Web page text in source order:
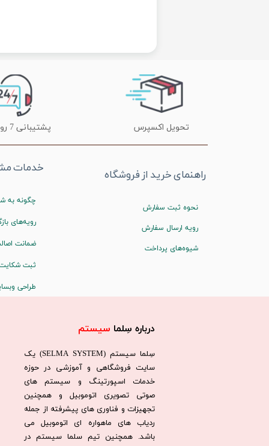
درباره سِلما سیستم​​​​​​​
سِلما سيستم (SELMA SYSTEM) یک
سایت فروشگاهی و آموزشی در حوزه
خدمات اسپورتینگ و سیستم های
صوتی تصویری اتوموبیل و همچنین
تجهیزات و فناوری های پیشرفته از جمله
ردیاب های ماهواره ای اتوموبیل می
باشد. همچنين تيم سلما سيستم در
تحویل اکسپرس پشتیبانی 7 روز هفته
راهنمای خرید از فروشگاه
نحوه ثبت سفارش
رویه ارسال سفارش
شیوه‌های پرداخت
خدمات
چگونه به
رویه‌های
ضمانت
ثبت
طراحی